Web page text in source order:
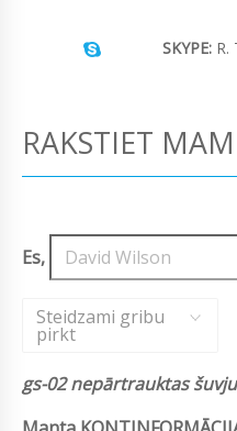
SKYPE: R.
RAKSTIET
Es,
Steidzami gribu
pirkt
gs-02 nepārtrauktas